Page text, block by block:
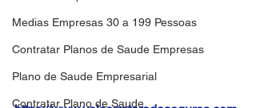
Medias Empresas 30 a 199 Pessoas
Contratar Planos de Saude Empresas
Plano de Saude Empresarial
Contratar Plano de Saude